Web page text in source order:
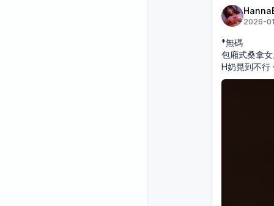
2026-
*無碼
包廂式桑拿
H奶晃到不行